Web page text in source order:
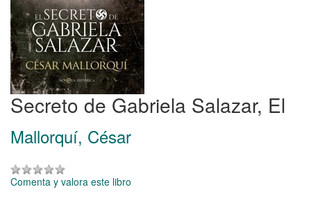
Secreto de Gabriela Salazar, El
Mallorquí, César
Comenta y valora este libro